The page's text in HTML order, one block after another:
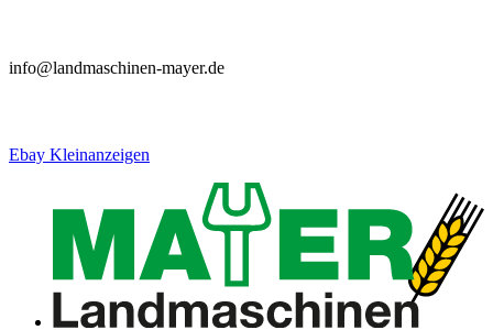
info@landmaschinen-mayer.de
Ebay Kleinanzeigen